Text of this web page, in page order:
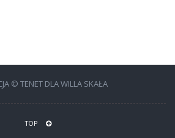
© TENET DLA WILLA SKAŁA
TOP